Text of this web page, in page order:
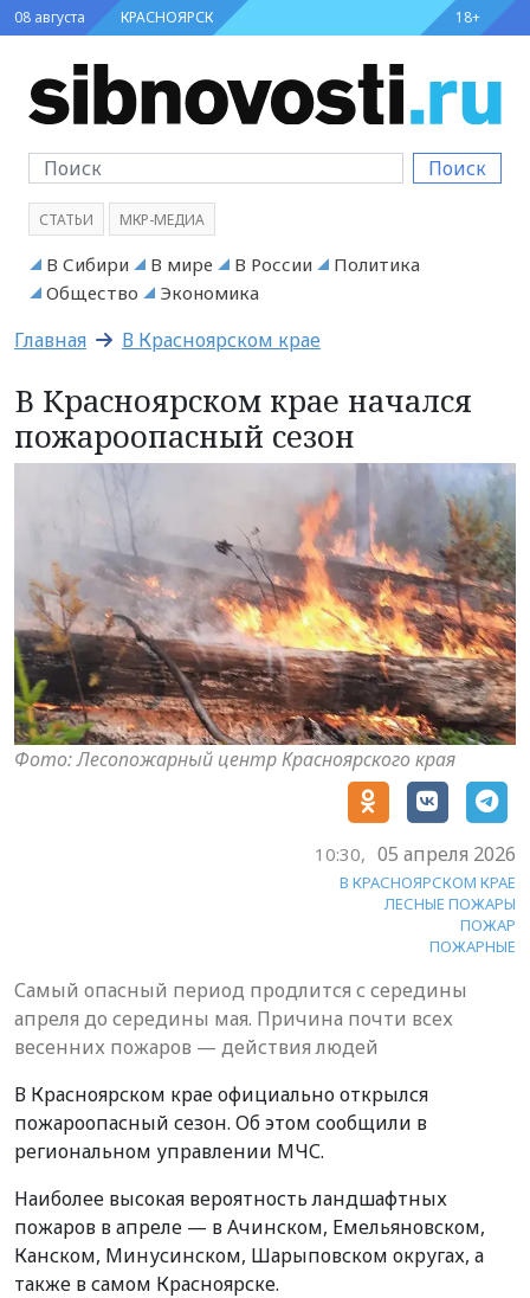
08 августа КРАСНОЯРСК 18+
Поиск
СТАТЬИ МКР-МЕДИА
В Сибири В мире В России
Политика
Общество
Экономика
Главная В Красноярском крае
В Красноярском крае начался
пожароопасный сезон
Фото: Лесопожарный центр Красноярского края
10:30, 05 апреля 2026
В КРАСНОЯРСКОМ КРАЕ
ЛЕСНЫЕ ПОЖАРЫ
ПОЖАР
ПОЖАРНЫЕ
Самый опасный период продлится с середины
апреля до середины мая. Причина почти всех
весенних пожаров — действия людей
В Красноярском крае официально открылся
пожароопасный сезон. Об этом сообщили в
региональном управлении МЧС.
Наиболее высокая вероятность ландшафтных
пожаров в апреле — в Ачинском, Емельяновском,
Канском, Минусинском, Шарыповском округах, а
также в самом Красноярске.